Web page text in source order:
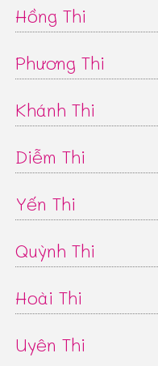
Hồng Thi
Phương Thi
Khánh Thi
Diễm Thi
Yến Thi
Quỳnh Thi
Hoài Thi
Uyên Thi